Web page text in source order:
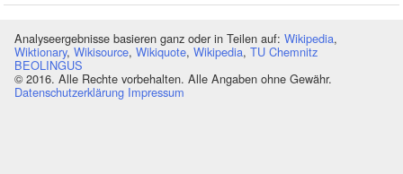
Analyseergebnisse basieren ganz oder in Teilen auf: Wikipedia,
Wiktionary, Wikisource, Wikiquote, Wikipedia, TU Chemnitz
BEOLINGUS
© 2016. Alle Rechte vorbehalten. Alle Angaben ohne Gewähr.
Datenschutzerklärung Impressum